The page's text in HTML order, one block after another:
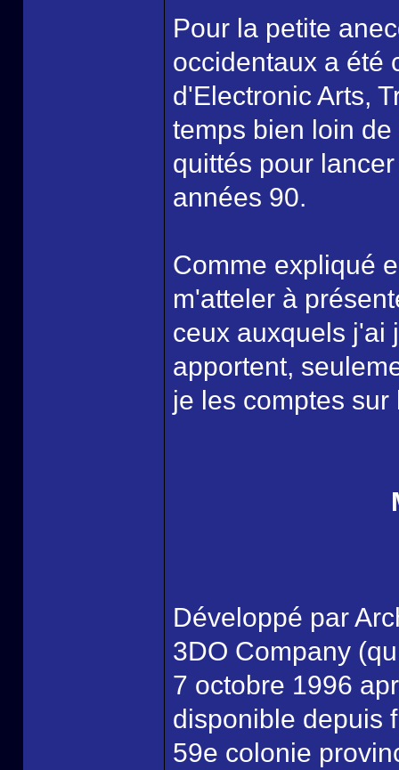
Pour la petite
occidentaux a été
d'Electronic Arts,
temps bien loin
quittés pour
années 90.
Comme expliqué
m'atteler à
ceux auxquels j'ai
apportent,
je les comptes
Développé par
3DO Company
7 octobre 1996
disponible depuis
59e colonie